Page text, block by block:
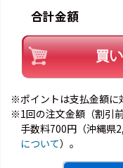
合計金額
※ポイントは支払金額に
※1回の注文金額（割引
手数料700円（沖縄県
について）。